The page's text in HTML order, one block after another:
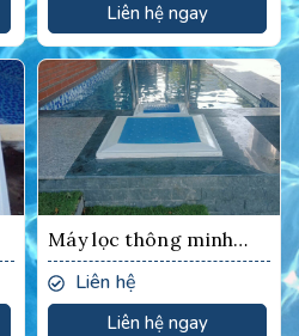
Liên hệ ngay
Máy lọc thông minh
XO3Liên hệ
Liên hệ ngay